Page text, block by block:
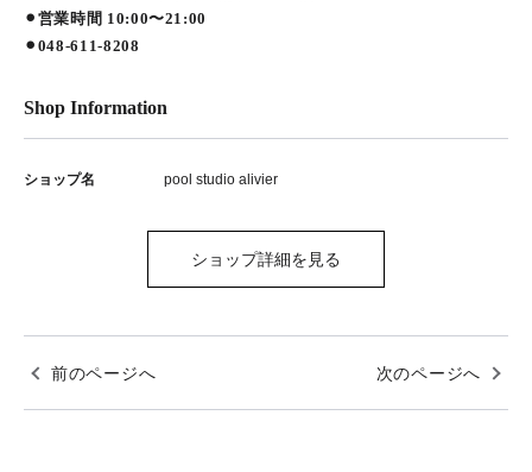
⚫︎営業時間 10:00〜21:00
⚫︎048-611-8208
Shop Information
ショップ名 pool studio alivier
ショップ詳細を見る
前のページへ 次のページへ